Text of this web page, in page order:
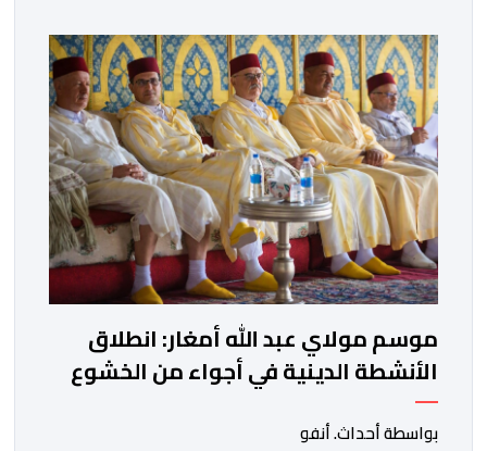
المحدد سلفا طبقا لمقتضیات المقرر الوزاري رقم 047.26
الصادر بتاریخ 3 یولیوز 2026 بشأن تنظیم السنة الدراسیة.
وأوضحت الوزارة، في بلاغ، أن أطر […]
موسم مولاي عبد الله أمغار: انطلاق
الأنشطة الدينية في أجواء من الخشوع
الروحي
بواسطة أحداث. أنفو